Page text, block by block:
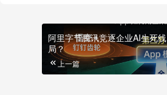
阿里字节腾讯竞逐企业AI生死
局？
上一篇